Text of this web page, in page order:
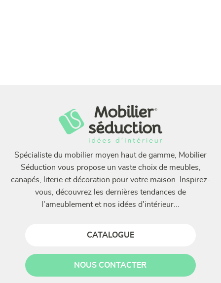
Spécialiste du mobilier moyen haut de gamme, Mobilier
Séduction vous propose un vaste choix de meubles,
canapés, literie et décoration pour votre maison. Inspirez-
vous, découvrez les dernières tendances de
l'ameublement et nos idées d'intérieur...
CATALOGUE
NOUS CONTACTER